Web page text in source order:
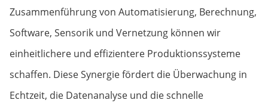
Zusammenführung von Automatisierung, Berechnung,
Software, Sensorik und Vernetzung können wir
einheitlichere und effizientere Produktionssysteme
schaffen. Diese Synergie fördert die Überwachung in
Echtzeit, die Datenanalyse und die schnelle